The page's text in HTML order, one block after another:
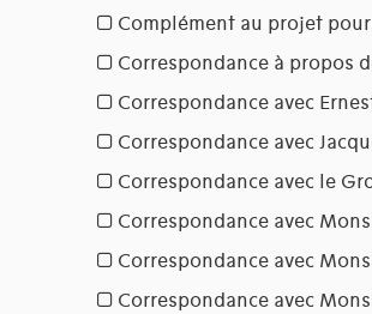
Complément au projet
Correspondance à propos
Correspondance avec
Correspondance avec
Correspondance avec le
Correspondance avec
Correspondance avec
Correspondance avec